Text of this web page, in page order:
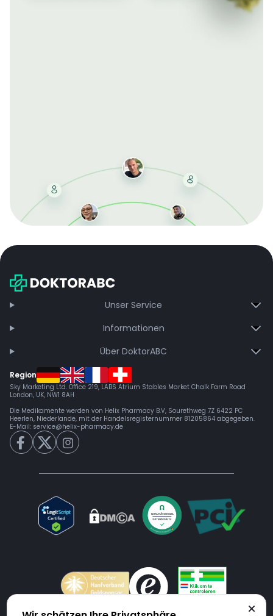
bei jeder Bestellung, erhalten schnelle Lieferung und
Unser Service
Informationen
Über DoktorABC
Region
Sky Marketing Ltd. Office 219, LABS Atrium Stables Market Chalk Farm Road
London, UK, NW1 8AH
Die Medikamente werden von Helix Pharmacy B.V, Sourethweg 7Z 6422 PC
Heerlen, Niederlande, mit der Handelsregisternummer 81205864 abgegeben.
E-Mail: service@helix-pharmacy.de